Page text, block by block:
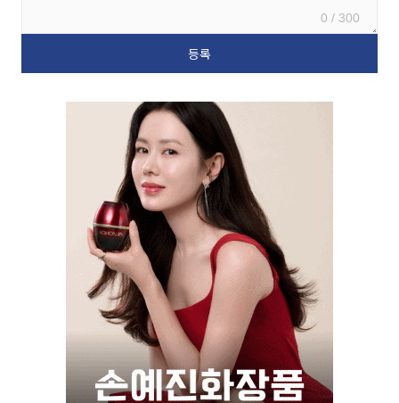
0 / 300